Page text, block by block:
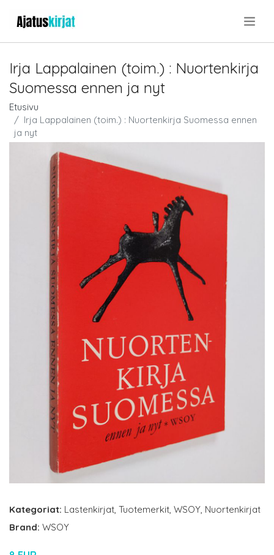
Irja Lappalainen (toim.) : Nuortenkirja
Suomessa ennen ja nyt
Etusivu
Irja Lappalainen (toim.) : Nuortenkirja Suomessa ennen
ja nyt
Kategoriat: Lastenkirjat, Tuotemerkit, WSOY, Nuortenkirjat
Brand: WSOY